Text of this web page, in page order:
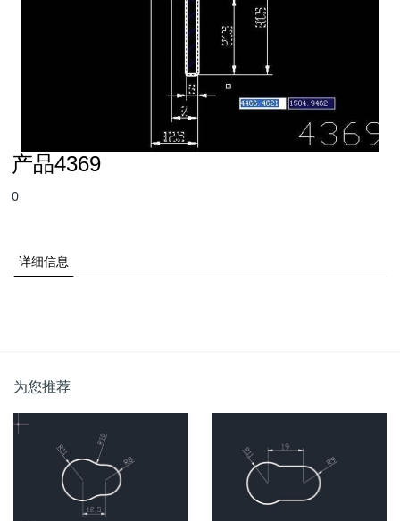
产品4369
0
详细信息
为您推荐